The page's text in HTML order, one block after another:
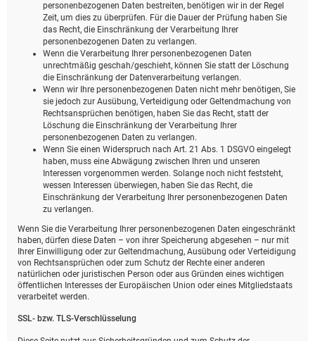
personenbezogenen Daten bestreiten, benötigen wir in der Regel
Zeit, um dies zu überprüfen. Für die Dauer der Prüfung haben Sie
das Recht, die Einschränkung der Verarbeitung Ihrer
personenbezogenen Daten zu verlangen.
Wenn die Verarbeitung Ihrer personenbezogenen Daten
unrechtmäßig geschah/geschieht, können Sie statt der Löschung
die Einschränkung der Datenverarbeitung verlangen.
Wenn wir Ihre personenbezogenen Daten nicht mehr benötigen, Sie
sie jedoch zur Ausübung, Verteidigung oder Geltendmachung von
Rechtsansprüchen benötigen, haben Sie das Recht, statt der
Löschung die Einschränkung der Verarbeitung Ihrer
personenbezogenen Daten zu verlangen.
Wenn Sie einen Widerspruch nach Art. 21 Abs. 1 DSGVO eingelegt
haben, muss eine Abwägung zwischen Ihren und unseren
Interessen vorgenommen werden. Solange noch nicht feststeht,
wessen Interessen überwiegen, haben Sie das Recht, die
Einschränkung der Verarbeitung Ihrer personenbezogenen Daten
zu verlangen.
Wenn Sie die Verarbeitung Ihrer personenbezogenen Daten eingeschränkt
haben, dürfen diese Daten – von ihrer Speicherung abgesehen – nur mit
Ihrer Einwilligung oder zur Geltendmachung, Ausübung oder Verteidigung
von Rechtsansprüchen oder zum Schutz der Rechte einer anderen
natürlichen oder juristischen Person oder aus Gründen eines wichtigen
öffentlichen Interesses der Europäischen Union oder eines Mitgliedstaats
verarbeitet werden.
SSL- bzw. TLS-Verschlüsselung